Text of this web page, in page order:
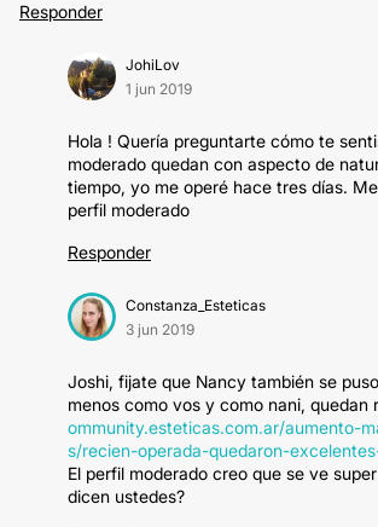
Responder
JohiLov
1 jun 2019
Hola ! Quería preguntarte cómo te
moderado quedan con aspecto de
tiempo, yo me operé hace tres días.
perfil moderado
Responder
Constanza_Esteticas
3 jun 2019
Joshi, fijate que Nancy también se
menos como vos y como nani, quedan
ommunity.esteticas.com.ar/aumento-
s/recien-operada-quedaron-
El perfil moderado creo que se ve
dicen ustedes?